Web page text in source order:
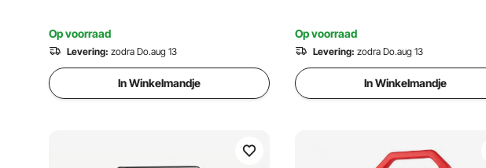
Op voorraad
Levering: zodra Do.aug 13
In Winkelmandje
Op voorraad
Levering: zodra Do.aug 13
In Winkelmandje